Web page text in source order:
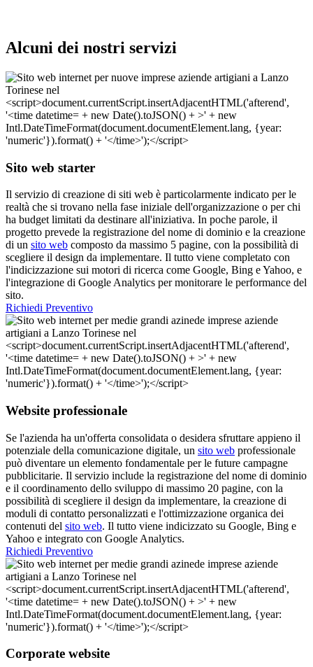
Alcuni dei nostri servizi
Sito web starter
Il servizio di creazione di siti web è particolarmente indicato per le
realtà che si trovano nella fase iniziale dell'organizzazione o per chi
ha budget limitati da destinare all'iniziativa. In poche parole, il
progetto prevede la registrazione del nome di dominio e la creazione
di un sito web composto da massimo 5 pagine, con la possibilità di
scegliere il design da implementare. Il tutto viene completato con
l'indicizzazione sui motori di ricerca come Google, Bing e Yahoo, e
l'integrazione di Google Analytics per monitorare le performance del
sito.
Richiedi Preventivo
Website professionale
Se l'azienda ha un'offerta consolidata o desidera sfruttare appieno il
potenziale della comunicazione digitale, un sito web professionale
può diventare un elemento fondamentale per le future campagne
pubblicitarie. Il servizio include la registrazione del nome di dominio
e il coordinamento dello sviluppo di massimo 20 pagine, con la
possibilità di scegliere il design da implementare, la creazione di
moduli di contatto personalizzati e l'ottimizzazione organica dei
contenuti del sito web. Il tutto viene indicizzato su Google, Bing e
Yahoo e integrato con Google Analytics.
Richiedi Preventivo
Corporate website